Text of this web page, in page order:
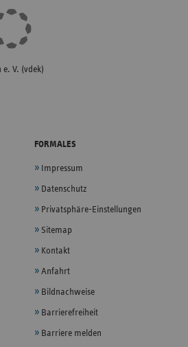
e. V. (vdek)
FORMALES
Impressum
Datenschutz
Privatsphäre-Einstellungen
Sitemap
Kontakt
Anfahrt
Bildnachweise
Barrierefreiheit
Barriere melden